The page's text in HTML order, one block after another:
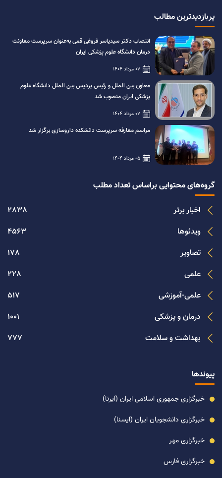
پربازدیدترین مطالب
انتصاب دکتر سیدیاسر فروغی قمی به‌عنوان سرپرست معاونت
درمان دانشگاه علوم پزشکی ایران
07 مرداد 1404
معاون بین الملل و رئیس پردیس بین الملل دانشگاه علوم
پزشکی ایران منصوب شد
07 مرداد 1404
مراسم معارفه سرپرست دانشکده داروسازی برگزار شد
05 مرداد 1404
پیوندها
خبرگزاری جمهوری اسلامی ایران (ایرنا)
خبرگزاری دانشجویان ایران (ایسنا)
خبرگزاری مهر
خبرگزاری فارس
گروه‌های محتوایی براساس تعداد مطلب
اخبار برتر
2838
ویدئوها
4563
تصاویر
178
علمی
228
علمی-آموزشی
517
درمان و پزشکی
1001
بهداشت و سلامت
777